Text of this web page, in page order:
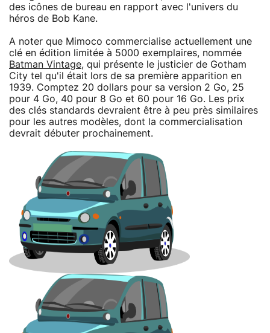
des icônes de bureau en rapport avec l'univers du
héros de Bob Kane.
A noter que Mimoco commercialise actuellement une
clé en édition limitée à 5000 exemplaires, nommée
Batman Vintage, qui présente le justicier de Gotham
City tel qu'il était lors de sa première apparition en
1939. Comptez 20 dollars pour sa version 2 Go, 25
pour 4 Go, 40 pour 8 Go et 60 pour 16 Go. Les prix
des clés standards devraient être à peu près similaires
pour les autres modèles, dont la commercialisation
devrait débuter prochainement.